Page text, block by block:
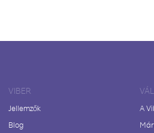
VIBER
Jellemzők
Blog
A